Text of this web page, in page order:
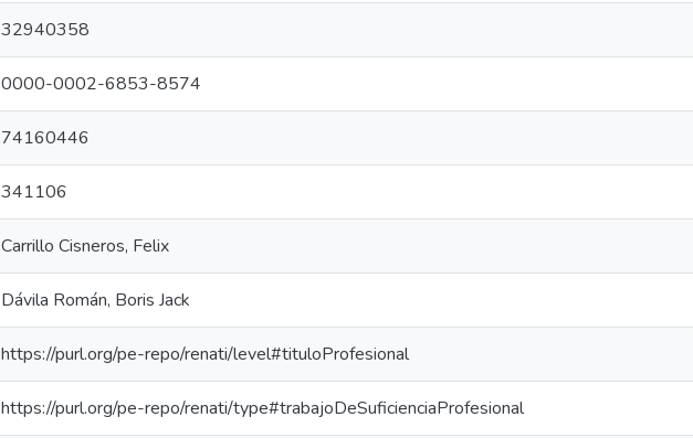
32940358
0000-0002-6853-8574
74160446
341106
Carrillo Cisneros, Felix
Dávila Román, Boris Jack
https://purl.org/pe-repo/renati/level#tituloProfesional
https://purl.org/pe-repo/renati/type#trabajoDeSuficienciaProfesional